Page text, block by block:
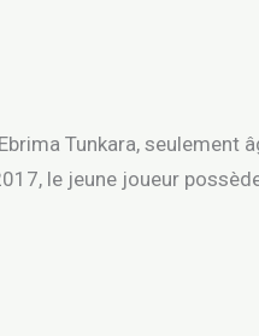
Tunkara, seulement
le jeune joueur